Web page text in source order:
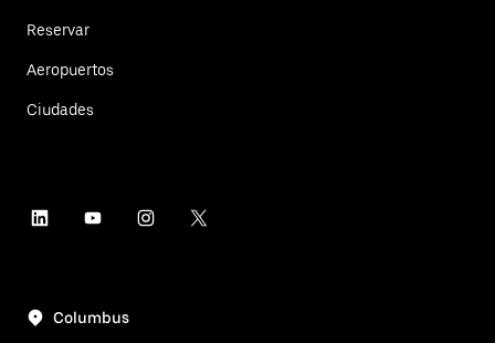
Reservar
Aeropuertos
Ciudades
Columbus